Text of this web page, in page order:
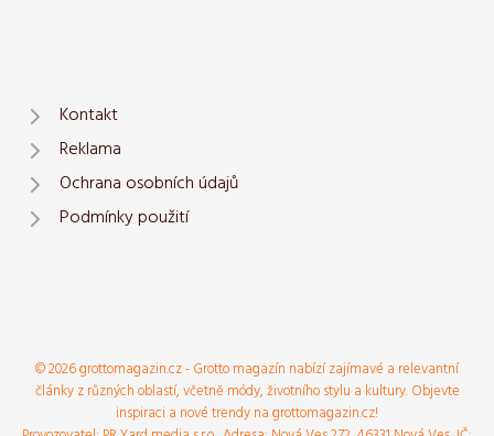
Kontakt
Reklama
Ochrana osobních údajů
Podmínky použití
© 2026 grottomagazin.cz - Grotto magazín nabízí zajímavé a relevantní
články z různých oblastí, včetně módy, životního stylu a kultury. Objevte
inspiraci a nové trendy na grottomagazin.cz!